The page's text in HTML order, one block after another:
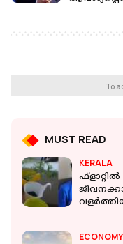
To
MUST READ
KERALA
ECONOMY